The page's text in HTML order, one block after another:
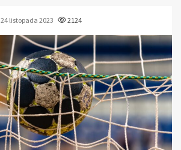
24 listopada 2023 2124